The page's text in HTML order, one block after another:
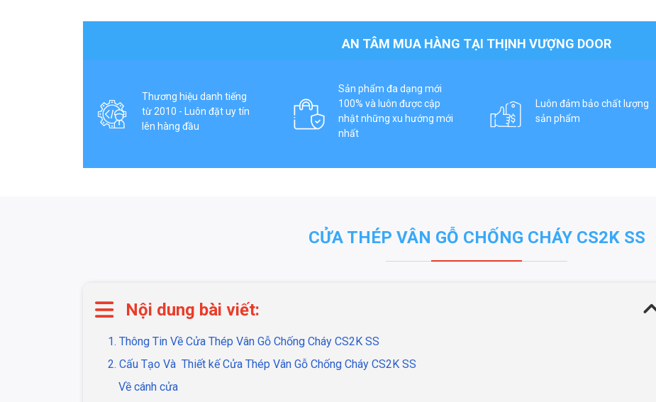
AN TÂM MUA HÀNG TẠI THỊNH VƯỢNG DOOR
Thương hiệu danh tiếng
từ 2010 - Luôn đặt uy tín
lên hàng đầu
Sản phẩm đa dạng mới
100% và luôn được cập
nhật những xu hướng mới
nhất
Luôn đảm bảo chất lượng
sản phẩm
CỬA THÉP VÂN GỖ CHỐNG CHÁY CS2K SS
Nội dung bài viết:
1. Thông Tin Về Cửa Thép Vân Gỗ Chống Cháy CS2K SS
2. Cấu Tạo Và Thiết kế Cửa Thép Vân Gỗ Chống Cháy CS2K SS
Về cánh cửa